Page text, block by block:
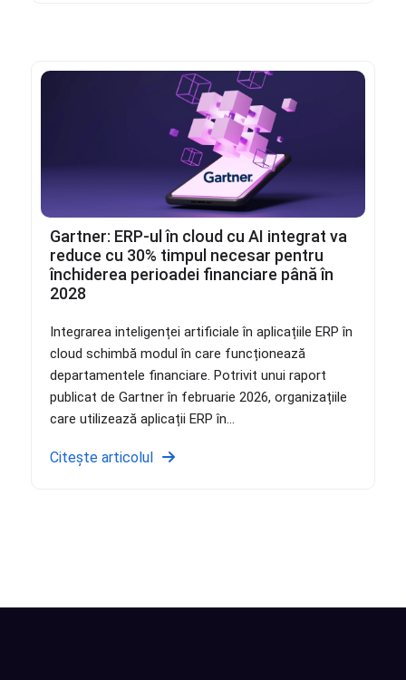
Gartner: ERP-ul în cloud cu AI integrat va
reduce cu 30% timpul necesar pentru
închiderea perioadei financiare până în
2028
Integrarea inteligenței artificiale în aplicațiile ERP în
cloud schimbă modul în care funcționează
departamentele financiare. Potrivit unui raport
publicat de Gartner în februarie 2026, organizațiile
care utilizează aplicații ERP în...
Citește articolul